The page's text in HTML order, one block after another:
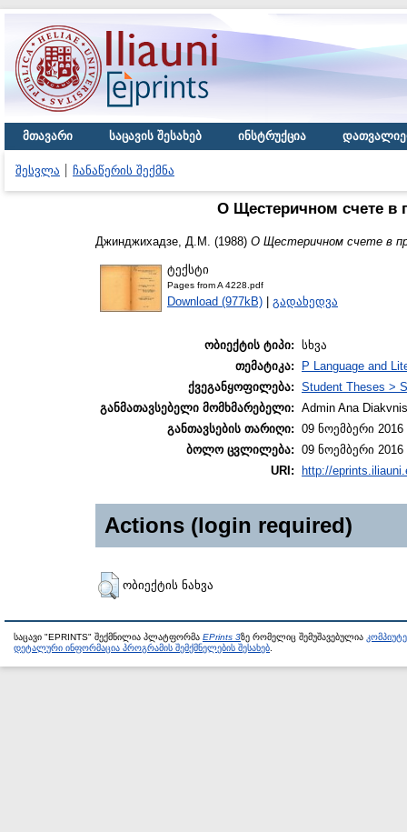
მთავარი საცავის შესახებ ინსტრუქცია
შესვლა ჩანაწერის შექმნა
О Щестеричном счете
Джинджихадзе, Д.М. (1988) О Щестеричном счете в
ტექსტი
Pages from A 4228.pdf
Download (977kB) | გადახედვა
ობიექტის ტიპი: სხვა
თემატიკა:
P Language and
ქვეგანყოფილება: Student Theses >
განმათავსებელი მომხმარებელი: Admin Ana
განთავსების თარიღი: 09 ნოემბერი 2016
ბოლო ცვლილება: 09 ნოემბერი 2016
URI:
http://
Actions (login required)
ობიექტის ნახვა
საცავი "EPRINTS" შექმნილია პლატფორმა EPrints 3ზე რომელიც შემუშავებულია
დეტალური ინფორმაცია პროგრამის შემქმნელების შესახებ.